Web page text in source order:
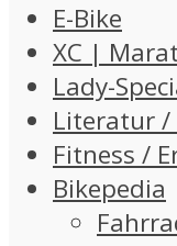
E-Bike
XC |
Lady-
Literatur /
Fitness /
Bikepedia